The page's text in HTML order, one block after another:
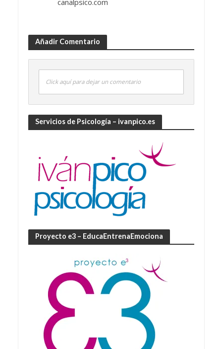
canalpsico.com
Añadir Comentario
Click aquí para dejar un comentario
Servicios de Psicología – ivanpico.es
Proyecto e3 – EducaEntrenaEmociona